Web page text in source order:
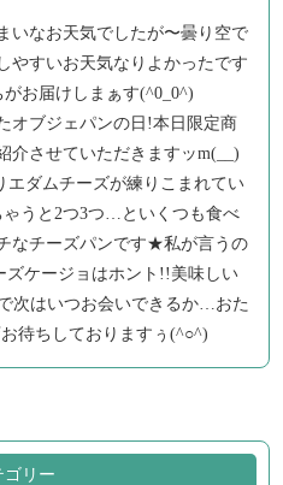
いなお天気でしたが〜曇り空で
やすいお天気なりよかったです
お届けしまぁす(^0_0^)
オブジェパンの日!本日限定商
させていただきますッm(__)
エダムチーズが練りこまれてい
うと2つ3つ…といくつも食べ
なチーズパンです★私が言うの
ケージョはホント!!美味しい
次はいつお会いできるか…おた
待ちしておりますぅ(^○^)
ゴリー